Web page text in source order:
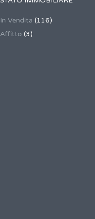
In Vendita (116)
Affitto (3)